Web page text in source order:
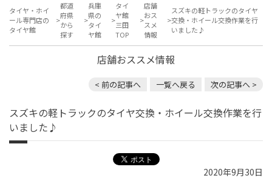
タイヤ・ホイ
ール専門店の
タイヤ館
都道
府県
から
探す
兵庫
県の
タイ
ヤ館
タイ
ヤ館
三田
TOP
店舗
おス
スメ
情報
スズキの軽トラックのタイヤ
交換・ホイール交換作業を行
いました♪
店舗おススメ情報
< 前の記事へ 一覧へ戻る 次の記事へ >
スズキの軽トラックのタイヤ交換・ホイール交換作業を行
いました♪
2020年9月30日